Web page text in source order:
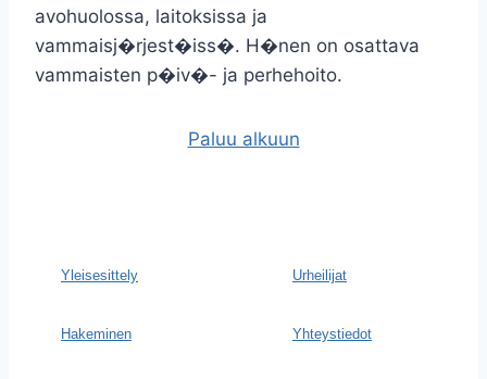
avohuolossa, laitoksissa ja
vammaisj�rjest�iss�. H�nen on osattava
vammaisten p�iv�- ja perhehoito.
Paluu alkuun
Yleisesittely Urheilijat
Hakeminen Yhteystiedot